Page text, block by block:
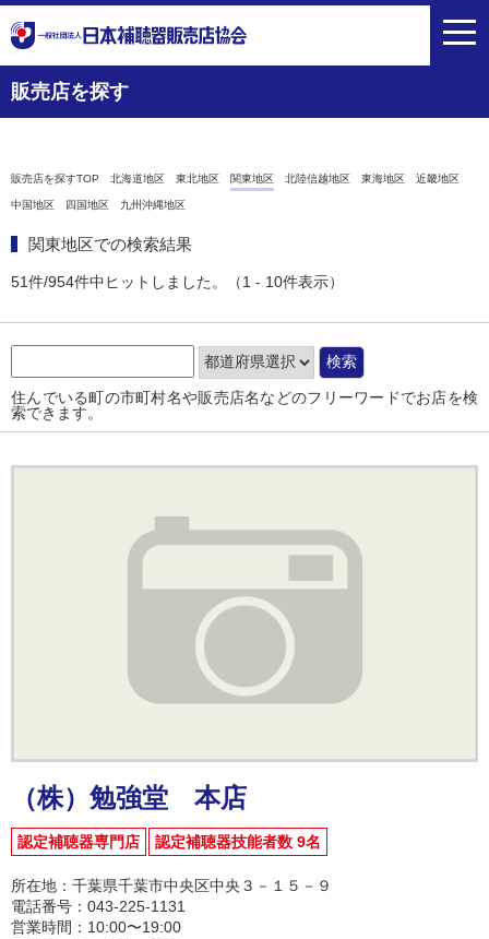
toggle
販売店を探す
販売店を探すTOP 北海道地区 東北地区 関東地区 北陸信越地区 東海地区 近畿地区
中国地区 四国地区 九州沖縄地区
関東地区での検索結果
51件/954件中ヒットしました。（1 - 10件表示）
住んでいる町の市町村名や販売店名などのフリーワードでお店を検
索できます。
（株）勉強堂 本店
認定補聴器専門店 認定補聴器技能者数 9名
所在地：千葉県千葉市中央区中央３－１５－９
電話番号：043-225-1131
営業時間：10:00〜19:00